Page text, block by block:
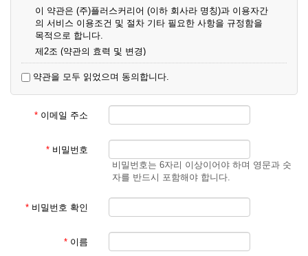
이 약관은 (주)플러스커리어 (이하 회사라 명칭)과 이용자간
의 서비스 이용조건 및 절차 기타 필요한 사항을 규정함을
목적으로 합니다.
제2조 (약관의 효력 및 변경)
영업상 중요 하거나 합리적인 사유가 발생할 경우 온라인 공
사를 통하여 변경할 수 있습니다.
② 회원은 변경된 약관에 동의하지 않을 경우 서비스 이용을
중단하고 이용계약을 해지할 수 있습니다. 약관의 효력 발생
동의한 것으로 간주됩니다.
제3조 (약관의 외 준칙)
기타 관계법령의 규정에 따릅니다.
약관을 모두 읽었으며 동의합니다.
* 이메일 주소
* 비밀번호
비밀번호는 6자리 이상이어야 하며 영문과 숫
자를 반드시 포함해야 합니다.
* 비밀번호 확인
* 이름